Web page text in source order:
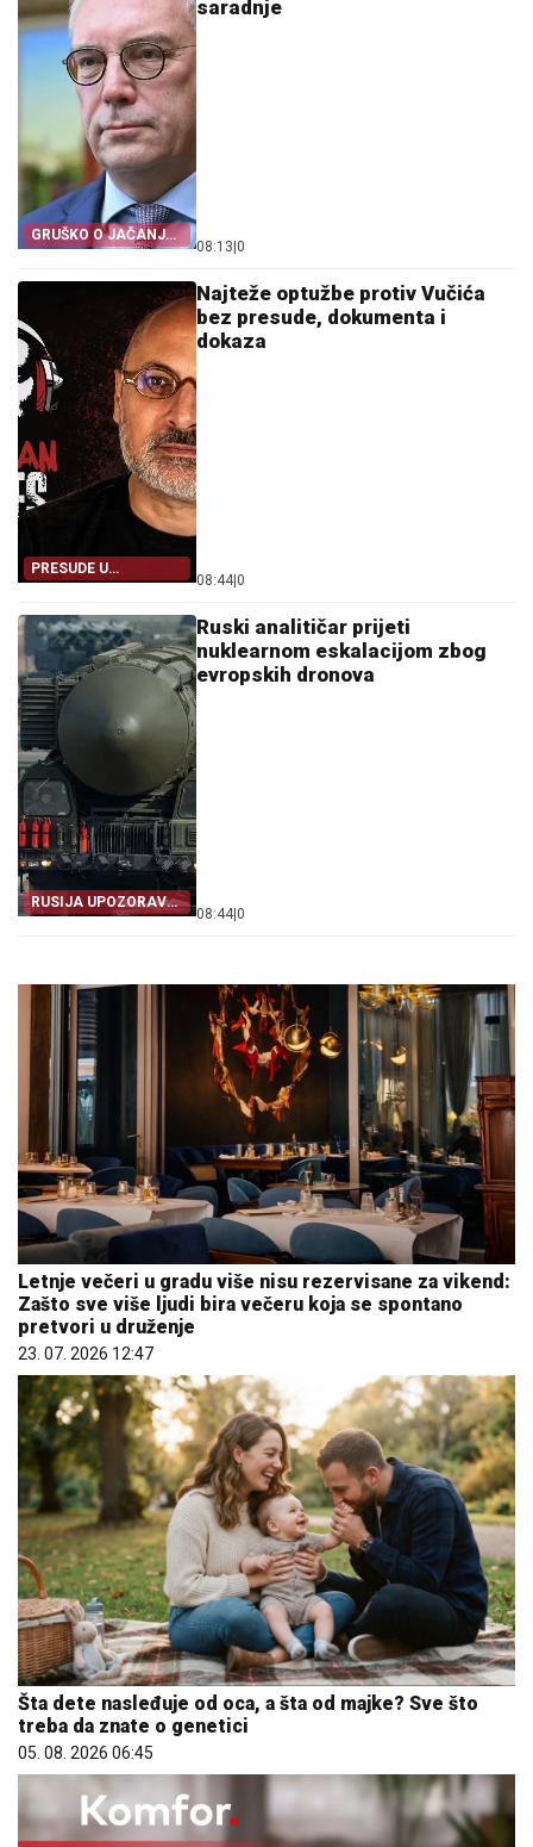
GRUŠKO O JAČANJU
NJEMAČKE
saradnje
08:13 0
PRESUDE U
PODKASTU
Najteže optužbe protiv Vučića
bez presude, dokumenta i
dokaza
08:44 0
RUSIJA UPOZORAVA
EVROPU
Ruski analitičar prijeti
nuklearnom eskalacijom zbog
evropskih dronova
08:44 0
Letnje večeri u gradu više nisu rezervisane za vikend:
Zašto sve više ljudi bira večeru koja se spontano
pretvori u druženje
23. 07. 2026 12:47
Šta dete nasleđuje od oca, a šta od majke? Sve što
treba da znate o genetici
05. 08. 2026 06:45